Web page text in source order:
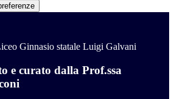
Ginnasio statale Luigi Galvani
e curato dalla Prof.ssa